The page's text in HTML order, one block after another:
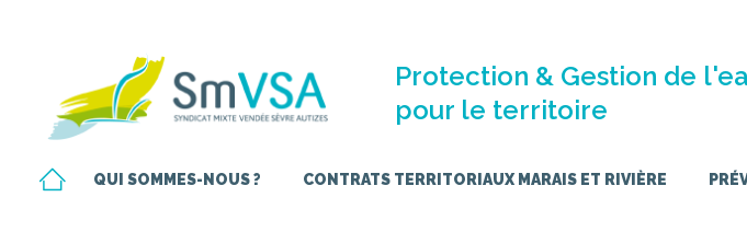
Protection & Gestion de
pour le territoire
QUI SOMMES-NOUS ? CONTRATS TERRITORIAUX MARAIS ET RIVIÈRE